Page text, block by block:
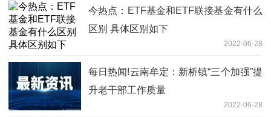
今热点：ETF基金和ETF联接基金有什么
区别 具体区别如下
2022-06-28
每日热闻!云南牟定：新桥镇“三个加强”提
升老干部工作质量
2022-06-28